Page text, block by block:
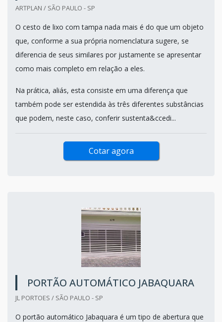
ARTPLAN / SÃO PAULO - SP
O cesto de lixo com tampa nada mais é do que um objeto
que, conforme a sua própria nomenclatura sugere, se
diferencia de seus similares por justamente se apresentar
como mais completo em relação a eles.
Na prática, aliás, esta consiste em uma diferença que
também pode ser estendida às três diferentes substâncias
que podem, neste caso, conferir sustenta&ccedi...
Cotar agora
PORTÃO AUTOMÁTICO JABAQUARA
JL PORTOES / SÃO PAULO - SP
O portão automático Jabaquara é um tipo de abertura que